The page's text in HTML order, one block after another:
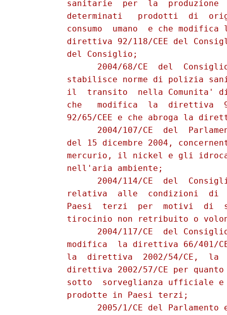
sanitarie  per  la  produzione
determinati   prodotti  di
consumo  umano  e che modifica
direttiva 92/118/CEE del
          del Consiglio;
2004/68/CE  del
stabilisce norme di polizia
il  transito  nella Comunita'
che   modifica  la  direttiva
92/65/CEE e che abroga la
2004/107/CE  del
del 15 dicembre 2004,
mercurio, il nickel e gli
          nell'aria ambiente;
2004/114/CE  del
relativa  alle  condizioni  di
Paesi  terzi  per  motivi  di
tirocinio non retribuito o
2004/117/CE  del
modifica  la direttiva 66/401/
la  direttiva  2002/54/CE,  la
direttiva 2002/57/CE per
sotto  sorveglianza ufficiale
          prodotte in Paesi terzi;
2005/1/CE del Parlamento